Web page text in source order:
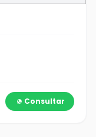
Consultar